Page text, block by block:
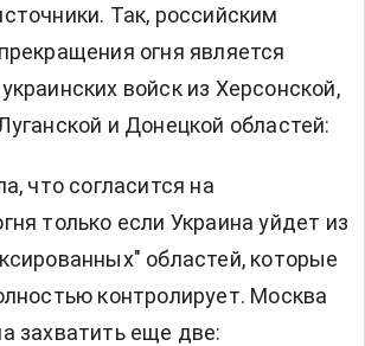
Так, российским
огня является
войск из Херсонской,
и Донецкой областей:
что согласится на
только если Украина уйдет из
областей, которые
контролирует. Москва
захватить еще две: